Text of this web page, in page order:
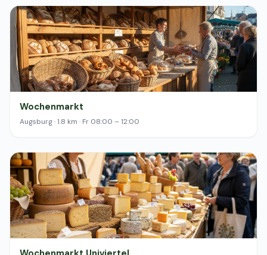
Wochenmarkt
Augsburg · 1.8 km · Fr 08:00 – 12:00